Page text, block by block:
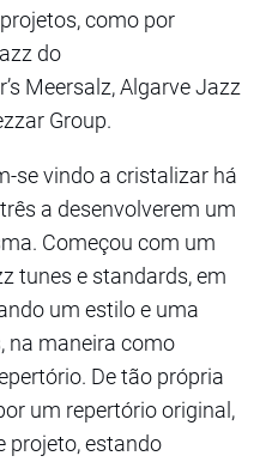
como por
do
Meersalz, Algarve Jazz
Group.
se vindo a cristalizar há
a desenvolverem um
Começou com um
tunes e standards, em
um estilo e uma
na maneira como
De tão própria
um repertório original,
projeto, estando